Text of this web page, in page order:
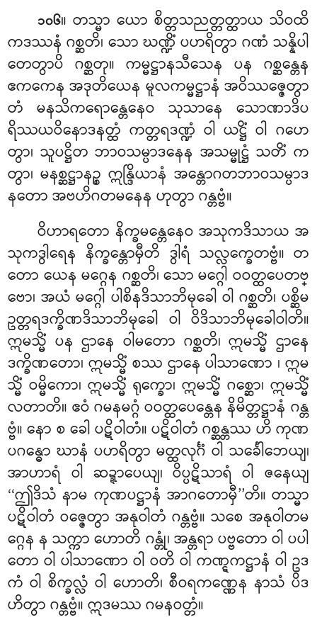
၁၀၆။ တသ္မာ ယော စိတ္တသညတ္တတ္ထာယ သိဝထိ
ကဒဿနံ ဂစ္ဆတိ၊ သော ဃဏ္ဍိံ ပဟရိတွာ ဂဏံ သန္နိပါ
တေတွာပိ ဂစ္ဆတု။ ကမ္မဋ္ဌာနသီသေန ပန ဂစ္ဆန္တေန
ဧကကေန အဒုတိယေန မူလကမ္မဋ္ဌာနံ အဝိဿဇ္ဇေတွာ
တံ မနသိကရောန္တေနေဝ သုသာနေ သောဏာဒိပ
ရိဿယဝိနောဒနတ္ထံ ကတ္တရဒဏ္ဍံ ဝါ ယဋ္ဌိံ ဝါ ဂဟေ
တွာ၊ သူပဋ္ဌိတ ဘာဝသမ္ပာဒနေန အသမ္မုဋ္ဌံ သတိံ က
တွာ၊ မနစ္ဆဋ္ဌာနဉ္စ ဣန္ဒြိယာနံ အန္တောဂတဘာဝသမ္ပာဒ
နတော အဗဟိဂတမနေန ဟုတွာ ဂန္တဗ္ဗံ။
ဝိဟာရတော နိက္ခမန္တေနေဝ အသုကဒိသာယ အ
သုကဒွါရေန နိက္ခန္တောမှီတိ ဒွါရံ သလ္လက္ခေတဗ္ဗံ။ တ
တော ယေန မဂ္ဂေန ဂစ္ဆတိ၊ သော မဂ္ဂေါ ဝဝတ္ထပေတဗ္
ဗော၊ အယံ မဂ္ဂေါ ပါစိနဒိသာဘိမုခေါ ဝါ ဂစ္ဆတိ၊ ပစ္ဆိမ
ဥတ္တရဒက္ခိဏဒိသာဘိမုခေါ ဝါ ဝိဒိသာဘိမုခေါဝါတိ။
ဣမသ္မိံ ပန ဌာနေ ဝါမတော ဂစ္ဆတိ၊ ဣမသ္မိံ ဌာနေ
ဒက္ခိဏတော၊ ဣမသ္မိံ စဿ ဌာနေ ပါသာဏော ၊ ဣမ
သ္မိံ ဝမ္မိကော၊ ဣမသ္မိံ ရုက္ခော၊ ဣမသ္မိံ ဂစ္ဆော၊ ဣမသ္မိံ
လတာတိ။ ဧဝံ ဂမနမဂ္ဂံ ဝဝတ္ထပေန္တေန နိမိတ္တဋ္ဌာနံ ဂန္တ
ဗ္ဗံ။ နော စ ခေါ ပဋိဝါတံ။ ပဋိဝါတံ ဂစ္ဆန္တဿ ဟိ ကုဏ
ပဂန္ဓော ဃာနံ ပဟရိတွာ မတ္ထလုင်္ဂံ ဝါ သင်္ခေါဘေယျ၊
အာဟာရံ ဝါ ဆဍ္ဍာပေယျ၊ ဝိပ္ပဋိသာရံ ဝါ ဇနေယျ
‘‘ဤဒိသံ နာမ ကုဏပဋ္ဌာနံ အာဂတောမှီ’’တိ။ တသ္မာ
ပဋိဝါတံ ဝဇ္ဇေတွာ အနုဝါတံ ဂန္တဗ္ဗံ။ သစေ အနုဝါတမ
ဂ္ဂေန န သက္ကာ ဟောတိ ဂန္တုံ၊ အန္တရာ ပဗ္ဗတော ဝါ ပပါ
တော ဝါ ပါသာဏော ဝါ ဝတိ ဝါ ကဏ္ဋကဋ္ဌာနံ ဝါ ဥဒ
ကံ ဝါ စိက္ခလ္လံ ဝါ ဟောတိ၊ စီဝရကဏ္ဏေန နာသံ ပိဒ
ဟိတွာ ဂန္တဗ္ဗံ။ ဣဒမဿ ဂမနဝတ္တံ။